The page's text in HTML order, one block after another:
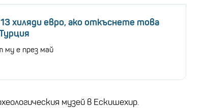
хиляди евро, ако откъснете това
е през май
музей в Ескишехир.